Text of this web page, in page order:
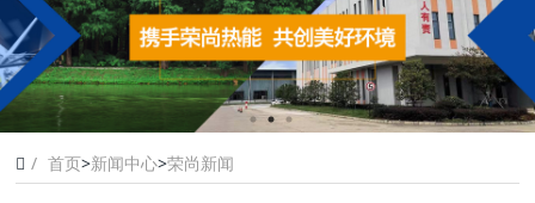
首页>新闻中心>荣尚新闻